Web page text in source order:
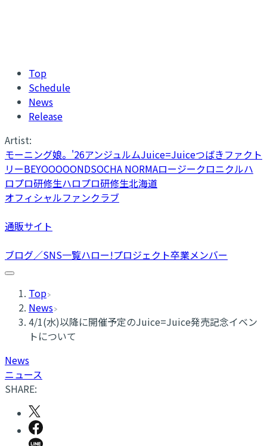
Top
Schedule
News
Release
Artist:
モーニング娘。'26アンジュルムJuice=Juiceつばきファクト
リーBEYOOOOONDSOCHA NORMAロージークロニクルハ
ロプロ研修生ハロプロ研修生北海道
オフィシャルファンクラブ
通販サイト
ブログ／SNS一覧ハロー!プロジェクト卒業メンバー
Top
News
4/1(水)以降に開催予定のJuice=Juice発売記念イベン
トについて
News
ニュース
SHARE: